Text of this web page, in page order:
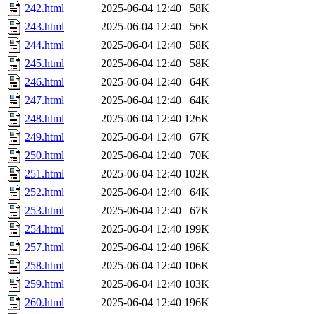
242.html
2025-06-04 12:40
58K
243.html
2025-06-04 12:40
56K
244.html
2025-06-04 12:40
58K
245.html
2025-06-04 12:40
58K
246.html
2025-06-04 12:40
64K
247.html
2025-06-04 12:40
64K
248.html
2025-06-04 12:40 126K
249.html
2025-06-04 12:40
67K
250.html
2025-06-04 12:40
70K
251.html
2025-06-04 12:40 102K
252.html
2025-06-04 12:40
64K
253.html
2025-06-04 12:40
67K
254.html
2025-06-04 12:40 199K
257.html
2025-06-04 12:40 196K
258.html
2025-06-04 12:40 106K
259.html
2025-06-04 12:40 103K
260.html
2025-06-04 12:40 196K